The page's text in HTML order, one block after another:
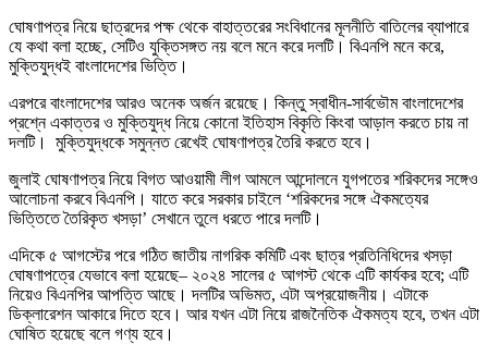
ঘোষণাপত্র নিয়ে ছাত্রদের পক্ষ থেকে বাহাত্তরের সংবিধানের মূলনীতি বাতিলের ব্যাপারে
যে কথা বলা হচ্ছে, সেটিও যুক্তিসঙ্গত নয় বলে মনে করে দলটি। বিএনপি মনে করে,
মুক্তিযুদ্ধই বাংলাদেশের ভিত্তি।
এরপরে বাংলাদেশের আরও অনেক অর্জন রয়েছে। কিন্তু স্বাধীন-সার্বভৌম বাংলাদেশের
প্রশ্নে একাত্তর ও মুক্তিযুদ্ধ নিয়ে কোনো ইতিহাস বিকৃতি কিংবা আড়াল করতে চায় না
দলটি। মুক্তিযুদ্ধকে সমুন্নত রেখেই ঘোষণাপত্র তৈরি করতে হবে।
জুলাই ঘোষণাপত্র নিয়ে বিগত আওয়ামী লীগ আমলে আন্দোলনে যুগপতের শরিকদের সঙ্গেও
আলোচনা করবে বিএনপি। যাতে করে সরকার চাইলে ‘শরিকদের সঙ্গে ঐকমত্যের
ভিত্তিতে তৈরিকৃত খসড়া’ সেখানে তুলে ধরতে পারে দলটি।
এদিকে ৫ আগস্টের পরে গঠিত জাতীয় নাগরিক কমিটি এবং ছাত্র প্রতিনিধিদের খসড়া
ঘোষণাপত্রে যেভাবে বলা হয়েছে– ২০২৪ সালের ৫ আগস্ট থেকে এটি কার্যকর হবে; এটি
নিয়েও বিএনপির আপত্তি আছে। দলটির অভিমত, এটা অপ্রয়োজনীয়। এটাকে
ডিক্লারেশন আকারে দিতে হবে। আর যখন এটা নিয়ে রাজনৈতিক ঐকমত্য হবে, তখন এটা
ঘোষিত হয়েছে বলে গণ্য হবে।